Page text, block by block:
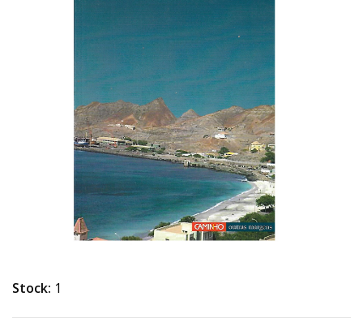
Stock: 1